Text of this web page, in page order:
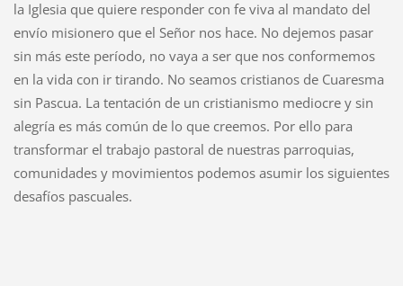
la Iglesia que quiere responder con fe viva al mandato del
envío misionero que el Señor nos hace. No dejemos pasar
sin más este período, no vaya a ser que nos conformemos
en la vida con ir tirando. No seamos cristianos de Cuaresma
sin Pascua. La tentación de un cristianismo mediocre y sin
alegría es más común de lo que creemos. Por ello para
transformar el trabajo pastoral de nuestras parroquias,
comunidades y movimientos podemos asumir los siguientes
desafíos pascuales.